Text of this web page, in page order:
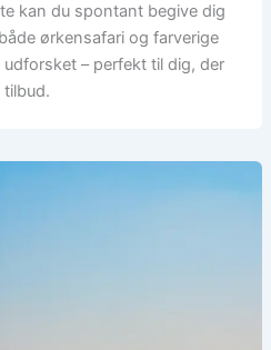
kan du spontant begive dig
ørkensafari og farverige
– perfekt til dig, der